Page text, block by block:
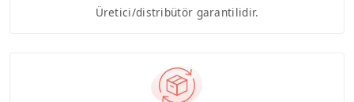
Üretici/distribütör garantilidir.